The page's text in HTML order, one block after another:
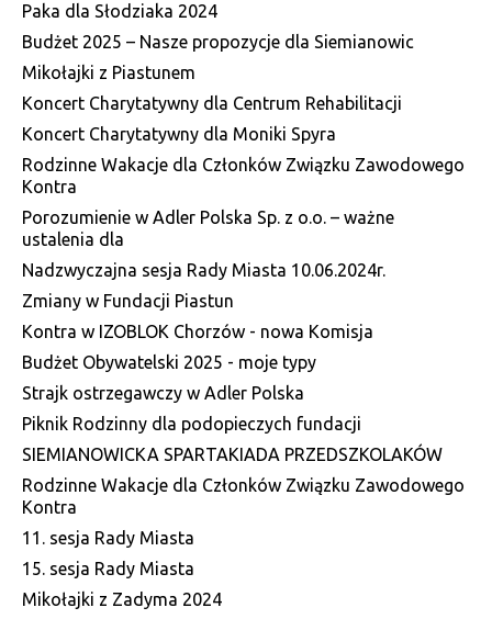
Paka dla Słodziaka 2024
Budżet 2025 – Nasze propozycje dla Siemianowic
Mikołajki z Piastunem
Koncert Charytatywny dla Centrum Rehabilitacji
Koncert Charytatywny dla Moniki Spyra
Rodzinne Wakacje dla Członków Związku Zawodowego
Kontra
Porozumienie w Adler Polska Sp. z o.o. – ważne
ustalenia dla
Nadzwyczajna sesja Rady Miasta 10.06.2024r.
Zmiany w Fundacji Piastun
Kontra w IZOBLOK Chorzów - nowa Komisja
Budżet Obywatelski 2025 - moje typy
Strajk ostrzegawczy w Adler Polska
Piknik Rodzinny dla podopieczych fundacji
SIEMIANOWICKA SPARTAKIADA PRZEDSZKOLAKÓW
Rodzinne Wakacje dla Członków Związku Zawodowego
Kontra
11. sesja Rady Miasta
15. sesja Rady Miasta
Mikołajki z Zadyma 2024